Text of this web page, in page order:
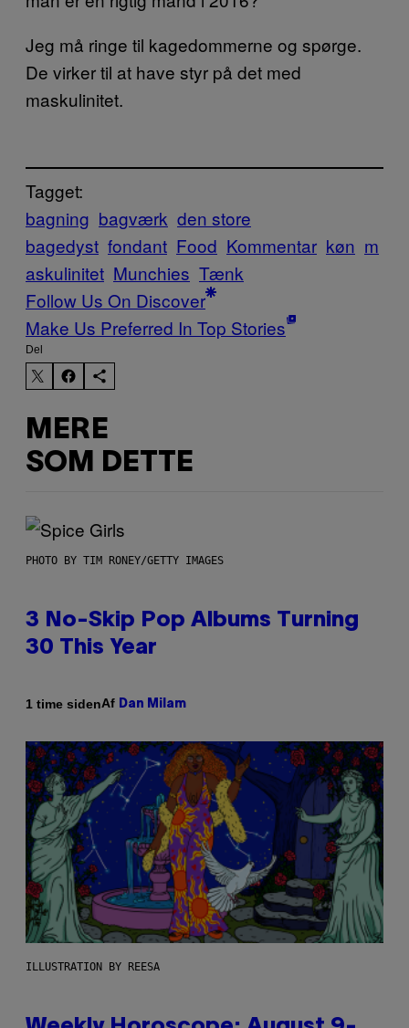
Jeg må ringe til kagedommerne og spørge.
De virker til at have styr på det med
maskulinitet.
Tagget:
bagning bagværk den store
bagedyst fondant Food Kommentar køn m
askulinitet Munchies Tænk
Follow Us On Discover
Make Us Preferred In Top Stories
Del
MERE
SOM DETTE
PHOTO BY TIM RONEY/GETTY IMAGES
3 No-Skip Pop Albums Turning
30 This Year
1 time sidenAf Dan Milam
ILLUSTRATION BY REESA